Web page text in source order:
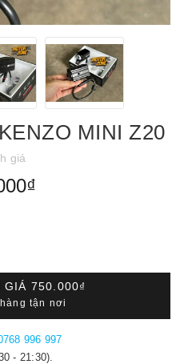
MINI Z20
giá
GIÁ 750.000₫
tận nơi
996 997
- 21:30).